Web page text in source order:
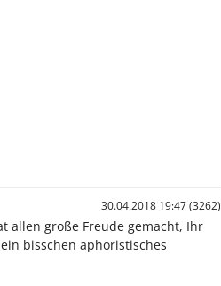
30.04.2018 19:47 (3262)
allen große Freude gemacht, Ihr
bisschen aphoristisches